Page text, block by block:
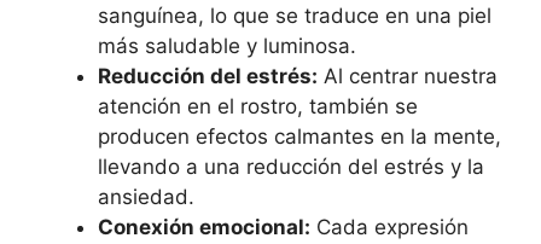
sanguínea, lo que se traduce en una piel
más saludable y luminosa.
Reducción del estrés: Al centrar nuestra
atención en el rostro, también se
producen efectos calmantes en la mente,
llevando a una reducción del estrés y la
ansiedad.
Conexión emocional: Cada expresión